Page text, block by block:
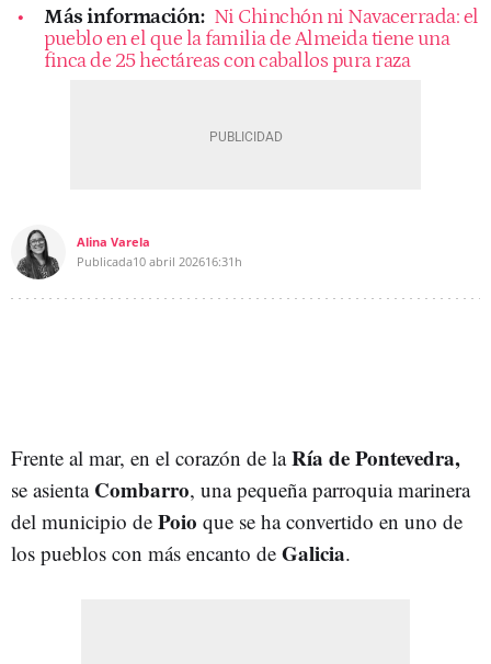
Más información: Ni Chinchón ni Navacerrada: el
pueblo en el que la familia de Almeida tiene una
finca de 25 hectáreas con caballos pura raza
Alina Varela
Publicada10 abril 202616:31h
Frente al mar, en el corazón de laRía de Pontevedra,
se asienta Combarro, una pequeña parroquia marinera
del municipio de Poio que se ha convertido en uno de
los pueblos con más encanto de Galicia.